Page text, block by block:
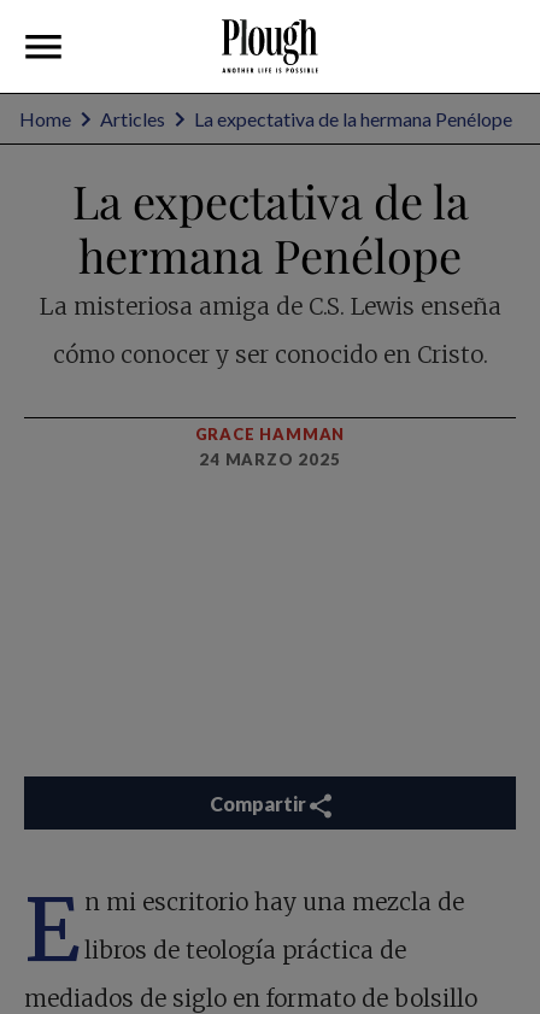
Home Articles La expectativa de la hermana Penélope
La expectativa de la
hermana Penélope
La misteriosa amiga de C.S. Lewis enseña
cómo conocer y ser conocido en Cristo.
GRACE HAMMAN
24 MARZO 2025
Compartir
E n mi escritorio hay una mezcla de
libros de teología práctica de
mediados de siglo en formato de bolsillo